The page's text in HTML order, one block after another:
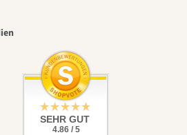
SEHR GUT
4.86 / 5